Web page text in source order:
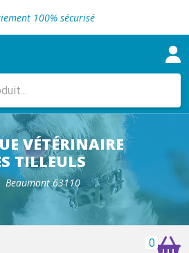
100% sécurisé
en clinique vétérinaire
de croquettes vétérinaire
en clinique vétérinaire
gratuit en clinique
de croquettes vétérinaire
VÉTÉRINAIRE
TILLEULS
Beaumont 63110
0